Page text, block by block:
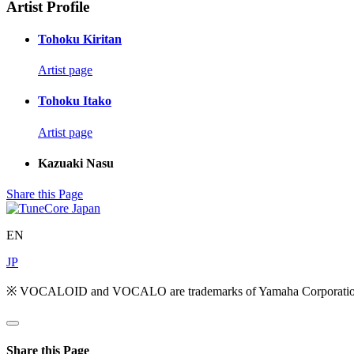
Artist Profile
Tohoku Kiritan
Artist page
Tohoku Itako
Artist page
Kazuaki Nasu
Share this Page
EN
JP
※ VOCALOID and VOCALO are trademarks of Yamaha
Share this Page